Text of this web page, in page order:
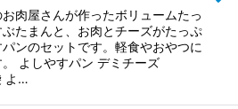
肉屋さんが作ったボリュームたっ
たまんと、お肉とチーズがたっぷ
パンのセットです。軽食やおやつに
よしやすパン デミチーズ
よ…